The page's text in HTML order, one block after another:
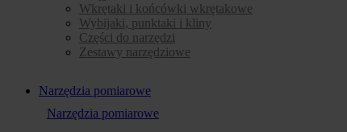
Wkrętaki i końcówki wkrętakowe
Wybijaki, punktaki i kliny
Części do narzędzi
Zestawy narzędziowe
Narzędzia pomiarowe
Narzędzia pomiarowe